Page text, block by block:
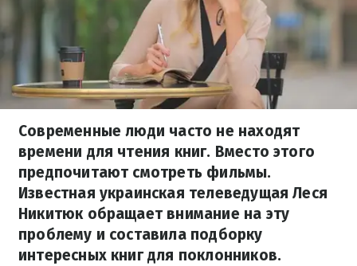
Современные люди часто не находят
времени для чтения книг. Вместо этого
предпочитают смотреть фильмы.
Известная украинская телеведущая Леся
Никитюк обращает внимание на эту
проблему и составила подборку
интересных книг для поклонников.